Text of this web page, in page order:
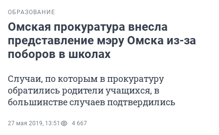
ОБРАЗОВАНИЕ
Омская прокуратура внесла
представление мэру Омска из-за
поборов в школах
Случаи, по которым в прокуратуру
обратились родители учащихся, в
большинстве случаев подтвердились
27 мая 2019, 13:51 4 667